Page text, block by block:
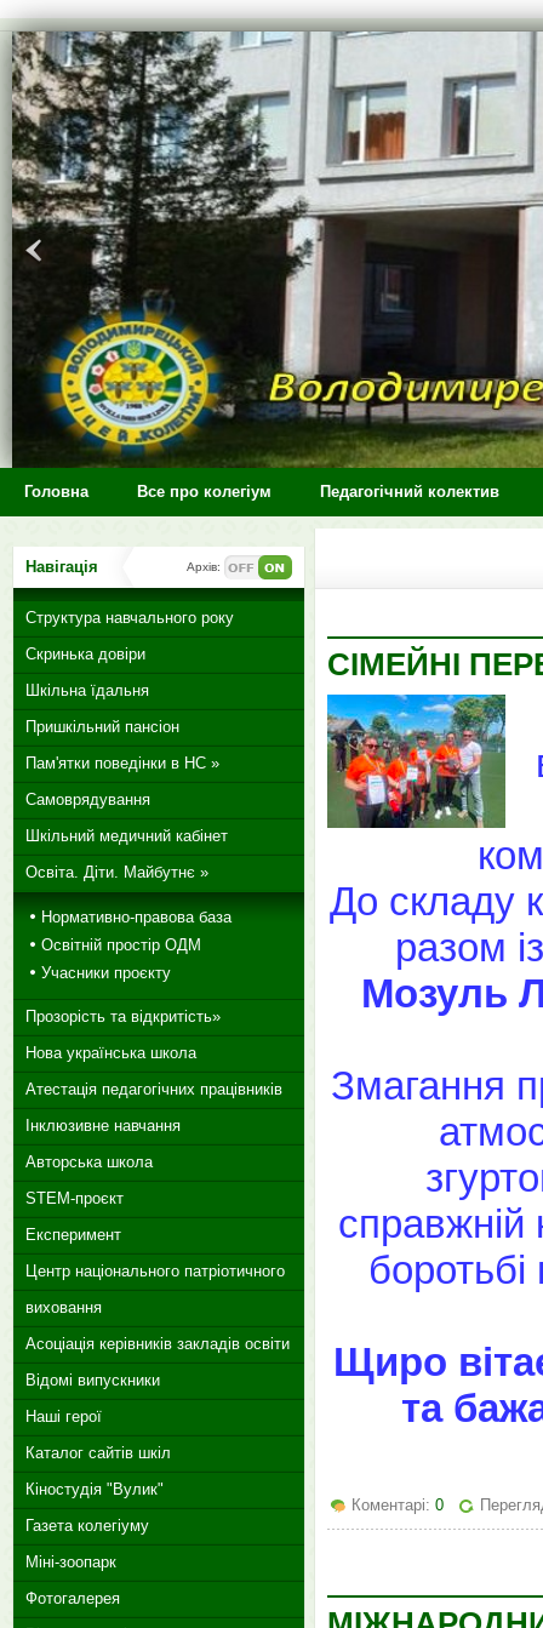
>
Головна Все про колегіум Педагогічний колектив
СІМЕЙНІ
До складу
разом
Мозуль
Змагання
справжній
Щиро
та
Коментарі: 0
Навігація Архів:
Структура навчального року
Скринька довіри
Шкільна їдальня
Пришкільний пансіон
Пам'ятки поведінки в НС »
Самоврядування
Шкільний медичний кабінет
Освіта. Діти. Майбутнє »
Нормативно-правова база
Освітній простір ОДМ
Учасники проєкту
Прозорість та відкритість»
Нова українська школа
Атестація педагогічних працівників
Інклюзивне навчання
Авторська школа
STEM-проєкт
Експеримент
Центр національного патріотичного
виховання
Асоціація керівників закладів освіти
Відомі випускники
Наші герої
Каталог сайтів шкіл
Кіностудія "Вулик"
Газета колегіуму
Міні-зоопарк
Фотогалерея